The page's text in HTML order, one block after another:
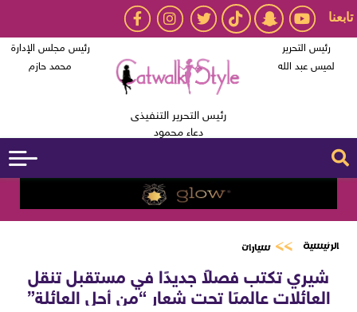
تابعنا
رئيس التحرير
لميس عبد الله
رئيس التحرير التنفيذى
دعاء محمود
رئيس مجلس الإدارة
محمد حازم
الرئيسية سيارات
شيري تكتب فصلاً جديدًا في مستقبل تنقل
العائلات عالميًا تحت شعار “من أجل العائلة”